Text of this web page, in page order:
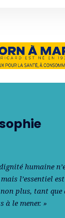
humaine
l’essentiel
plus, tant que
à le mener. »